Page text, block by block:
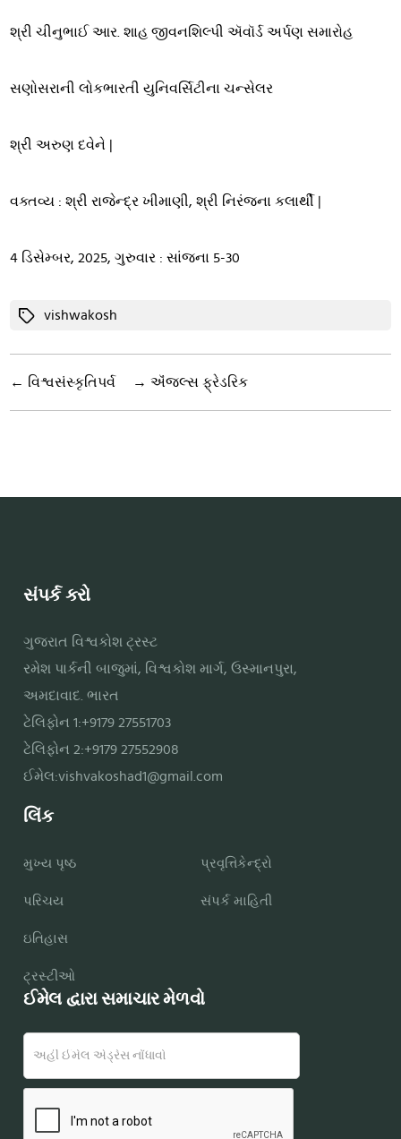
શ્રી ચીનુભાઈ આર. શાહ જીવનશિલ્પી ઍવૉર્ડ અર્પણ સમારોહ
સણોસરાની લોકભારતી યુનિવર્સિટીના ચન્સેલર
શ્રી અરુણ દવેને |
વક્તવ્ય : શ્રી રાજેન્દ્ર ખીમાણી, શ્રી નિરંજના કલાર્થી |
4 ડિસેમ્બર, 2025, ગુરુવાર : સાંજના 5-30
Tagsvishwakosh
← વિશ્વસંસ્કૃતિપર્વ → ઍંજલ્સ ફ્રેડરિક
સંપર્ક કરો
ગુજરાત વિશ્વકોશ ટ્રસ્ટ
રમેશ પાર્કની બાજુમાં, વિશ્વકોશ માર્ગ, ઉસ્માનપુરા,
અમદાવાદ. ભારત
ટેલિફોન 1:+9179 27551703
ટેલિફોન 2:+9179 27552908
ઈમેલ:vishvakoshad1@gmail.com
લિંક
મુખ્ય પૃષ્ઠ
પરિચય
ઇતિહાસ
ટ્રસ્ટીઓ
પ્રવૃત્તિકેન્દ્રો
સંપર્ક માહિતી
ઈમેલ દ્વારા સમાચાર મેળવો